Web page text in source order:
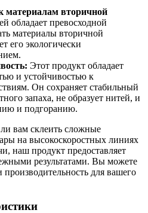
материалам вторичной
обладает превосходной
материалы вторичной
его экологически
Этот продукт обладает
и устойчивостью к
Он сохраняет стабильный
запаха, не образует нитей, и
и подгоранию.
вам склеить сложные
на высокоскоростных линиях
наш продукт предоставляет
результатами. Вы можете
производительность для вашего